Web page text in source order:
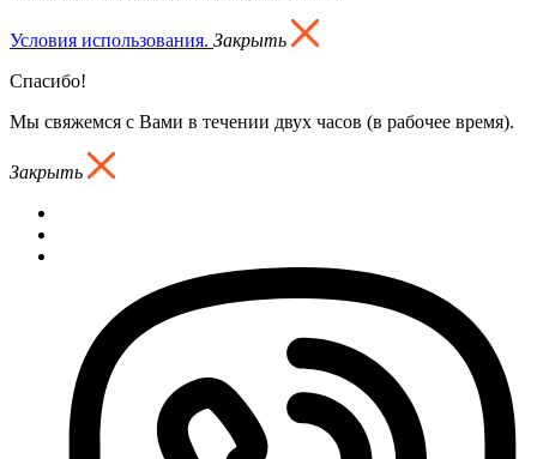
Условия использования. Закрыть
Спасибо!
Мы свяжемся с Вами в течении двух часов (в рабочее время).
Закрыть